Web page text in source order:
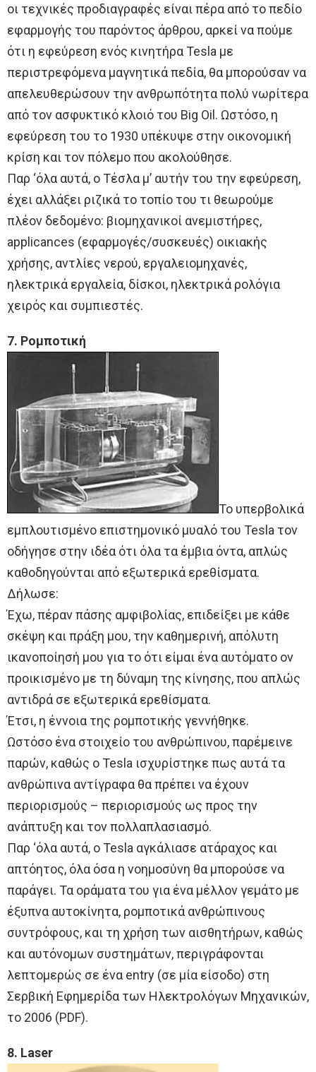
οι τεχνικές προδιαγραφές είναι πέρα από το πεδίο
εφαρμογής του παρόντος άρθρου, αρκεί να πούμε
ότι η εφεύρεση ενός κινητήρα Tesla με
περιστρεφόμενα μαγνητικά πεδία, θα μπορούσαν να
απελευθερώσουν την ανθρωπότητα πολύ νωρίτερα
από τον ασφυκτικό κλοιό του Big Oil. Ωστόσο, η
εφεύρεση του το 1930 υπέκυψε στην οικονομική
κρίση και τον πόλεμο που ακολούθησε.
Παρ ‘όλα αυτά, ο Τέσλα μ’ αυτήν του την εφεύρεση,
έχει αλλάξει ριζικά το τοπίο του τι θεωρούμε
πλέον δεδομένο: βιομηχανικοί ανεμιστήρες,
applicances (εφαρμογές/συσκευές) οικιακής
χρήσης, αντλίες νερού, εργαλειομηχανές,
ηλεκτρικά εργαλεία, δίσκοι, ηλεκτρικά ρολόγια
χειρός και συμπιεστές.
7. Ρομποτική
Το υπερβολικά
εμπλουτισμένο επιστημονικό μυαλό του Tesla τον
οδήγησε στην ιδέα ότι όλα τα έμβια όντα, απλώς
καθοδηγούνται από εξωτερικά ερεθίσματα.
Δήλωσε:
Έχω, πέραν πάσης αμφιβολίας, επιδείξει με κάθε
σκέψη και πράξη μου, την καθημερινή, απόλυτη
ικανοποίησή μου για το ότι είμαι ένα αυτόματο ον
προικισμένο με τη δύναμη της κίνησης, που απλώς
αντιδρά σε εξωτερικά ερεθίσματα.
Έτσι, η έννοια της ρομποτικής γεννήθηκε.
Ωστόσο ένα στοιχείο του ανθρώπινου, παρέμεινε
παρών, καθώς ο Tesla ισχυρίστηκε πως αυτά τα
ανθρώπινα αντίγραφα θα πρέπει να έχουν
περιορισμούς – περιορισμούς ως προς την
ανάπτυξη και τον πολλαπλασιασμό.
Παρ ‘όλα αυτά, ο Tesla αγκάλιασε ατάραχος και
απτόητος, όλα όσα η νοημοσύνη θα μπορούσε να
παράγει. Τα οράματα του για ένα μέλλον γεμάτο με
έξυπνα αυτοκίνητα, ρομποτικά ανθρώπινους
συντρόφους, και τη χρήση των αισθητήρων, καθώς
και αυτόνομων συστημάτων, περιγράφονται
λεπτομερώς σε ένα entry (σε μία είσοδο) στη
Σερβική Εφημερίδα των Ηλεκτρολόγων Μηχανικών,
το 2006 (PDF).
8. Laser